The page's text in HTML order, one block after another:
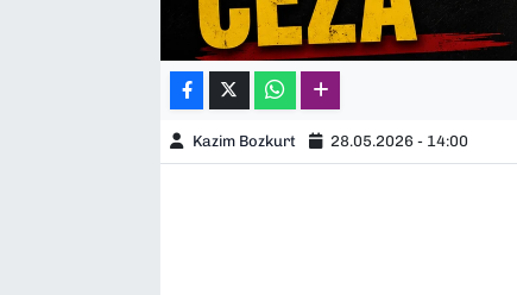
Kazim Bozkurt 28.05.2026 - 14:00